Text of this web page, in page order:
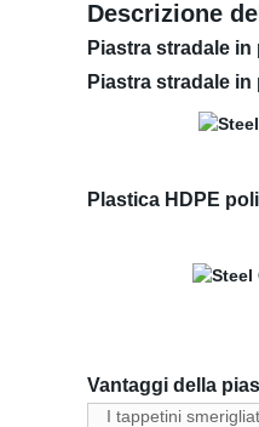
Descrizione
Piastra stradale
Piastra stradale
Plastica HDPE
Vantaggi della
I tappetini